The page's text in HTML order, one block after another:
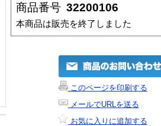
商品番号 32200106
本商品は販売を終了しました
このページを印刷する
メールでURLを送る
お気に入りに追加する